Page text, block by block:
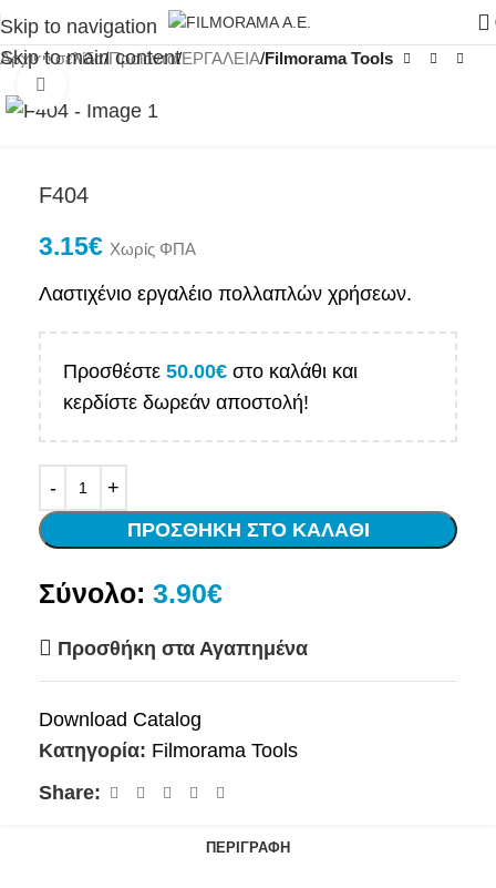
Skip to navigation
Skip to main content
Αρχική σελίδα Προϊόντα ΕΡΓΑΛΕΙΑ Filmorama Tools
F404
3.15€ Χωρίς ΦΠΑ
Λαστιχένιο εργαλέιο πολλαπλών χρήσεων.
Προσθέστε 50.00€ στο καλάθι και
κερδίστε δωρεάν αποστολή!
ΠΡΟΣΘΉΚΗ ΣΤΟ ΚΑΛΆΘΙ
Σύνολο: 3.90€
Προσθήκη στα Αγαπημένα
Download Catalog
Κατηγορία: Filmorama Tools
Share:
ΠΕΡΙΓΡΑΦΉ